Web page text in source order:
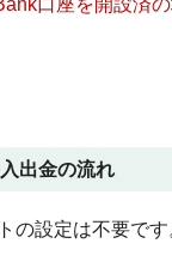
出金の流れ
の設定は不要で